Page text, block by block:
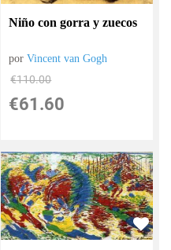
Niño con gorra y zuecos
porVincent van Gogh
€110.00
€61.60